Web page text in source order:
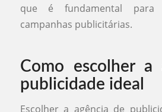
que é fundamental
campanhas publicitárias.
Como escolher a
publicidade ideal
Escolher a agência de